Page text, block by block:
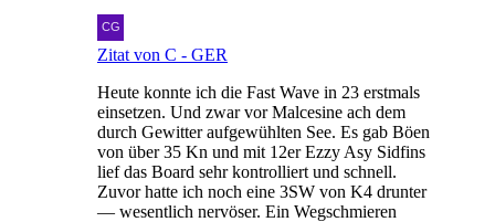
Zitat von C - GER
Heute konnte ich die Fast Wave in 23 erstmals
einsetzen. Und zwar vor Malcesine ach dem
durch Gewitter aufgewühlten See. Es gab Böen
von über 35 Kn und mit 12er Ezzy Asy Sidfins
lief das Board sehr kontrolliert und schnell.
Zuvor hatte ich noch eine 3SW von K4 drunter
— wesentlich nervöser. Ein Wegschmieren